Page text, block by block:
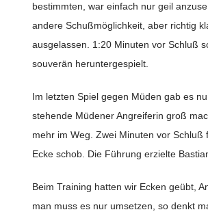
bestimmten, war einfach nur geil
andere Schußmöglichkeit, aber richtig
ausgelassen. 1:20 Minuten vor Schluß
souverän heruntergespielt.
Im letzten Spiel gegen Müden gab es
stehende Müdener Angreiferin groß
mehr im Weg. Zwei Minuten vor
Ecke schob. Die Führung erzielte
Beim Training hatten wir Ecken geübt,
man muss es nur umsetzen, so denkt